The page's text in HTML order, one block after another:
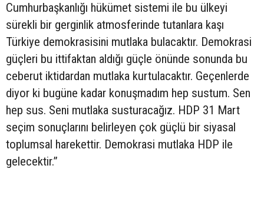
Cumhurbaşkanlığı hükümet sistemi ile bu ülkeyi
sürekli bir gerginlik atmosferinde tutanlara kaşı
Türkiye demokrasisini mutlaka bulacaktır. Demokrasi
güçleri bu ittifaktan aldığı güçle önünde sonunda bu
ceberut iktidardan mutlaka kurtulacaktır. Geçenlerde
diyor ki bugüne kadar konuşmadım hep sustum. Sen
hep sus. Seni mutlaka susturacağız. HDP 31 Mart
seçim sonuçlarını belirleyen çok güçlü bir siyasal
toplumsal harekettir. Demokrasi mutlaka HDP ile
gelecektir.”